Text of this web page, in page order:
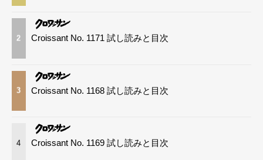
2 Croissant No. 1171 試し読みと目次
3 Croissant No. 1168 試し読みと目次
4 Croissant No. 1169 試し読みと目次